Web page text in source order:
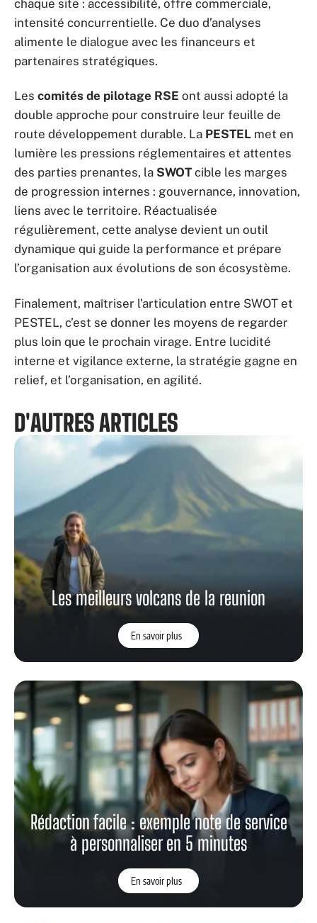
chaque site : accessibilité, offre commerciale,
intensité concurrentielle. Ce duo d’analyses
alimente le dialogue avec les financeurs et
partenaires stratégiques.
Les comités de pilotage RSE ont aussi adopté la
double approche pour construire leur feuille de
route développement durable. La PESTEL met en
lumière les pressions réglementaires et attentes
des parties prenantes, la SWOTcible les marges
de progression internes : gouvernance, innovation,
liens avec le territoire. Réactualisée
régulièrement, cette analyse devient un outil
dynamique qui guide la performance et prépare
l’organisation aux évolutions de son écosystème.
Finalement, maîtriser l’articulation entre SWOT et
PESTEL, c’est se donner les moyens de regarder
plus loin que le prochain virage. Entre lucidité
interne et vigilance externe, la stratégie gagne en
relief, et l’organisation, en agilité.
D'AUTRES ARTICLES
Les meilleurs volcans de la reunion
En savoir plus
Rédaction facile : exemple note de service
à personnaliser en 5 minutes
En savoir plus